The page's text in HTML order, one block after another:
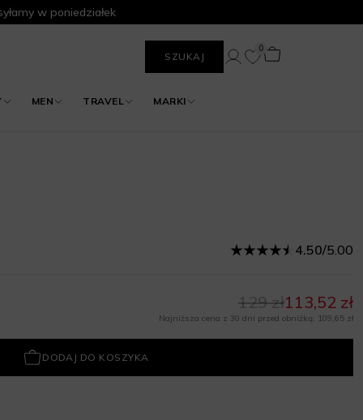
w poniedziałek
SZUKAJ
MEN TRAVEL MARKI
0
4.50/5.00
113,52 zł
129 zł
Najniższa cena z 30 dni przed obniżką: 109,65 zł
DODAJ DO KOSZYKA